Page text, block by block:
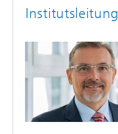
Institutsleitung